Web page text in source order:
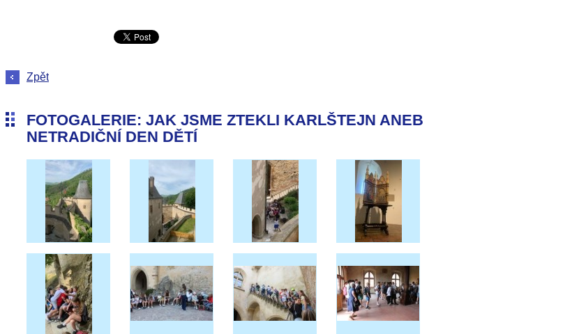
Zpět
FOTOGALERIE: JAK JSME ZTEKLI KARLŠTEJN ANEB
NETRADIČNÍ DEN DĚTÍ